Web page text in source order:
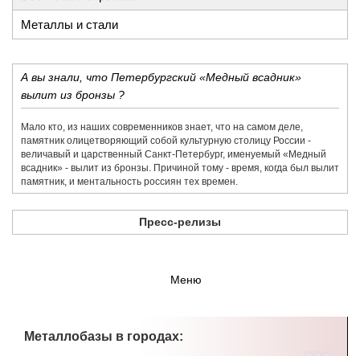
Металлы и стали
А вы знали, что Петербургский «Медный всадник»
вылит из бронзы ?
Мало кто, из наших современников знает, что на самом деле,
памятник олицетворяющий собой культурную столицу России -
величавый и царственный Санкт-Петербург, именуемый «Медный
всадник» - вылит из бронзы. Причиной тому - время, когда был вылит
памятник, и ментальность россиян тех времен.
Пресс-релизы
Меню
Металлобазы в городах: